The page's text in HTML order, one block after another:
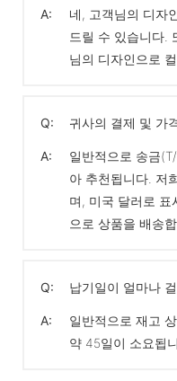
A:
네, 고객님의 디자
드릴 수 있습니다.
님의 디자인으로
Q: 귀사의 결제 및 가
A:
일반적으로 송금
아 추천됩니다. 저
며, 미국 달러로 표
으로 상품을 배송
Q: 납기일이 얼마나
A:
일반적으로 재고
약 45일이 소요됩